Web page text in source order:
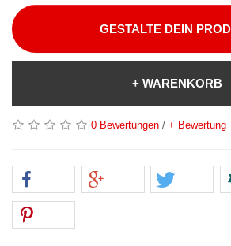
GESTALTE DEIN
+ WARENKORB
0 Bewertungen / + Bewertung